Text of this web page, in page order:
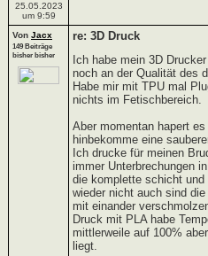
25.05.2023
um 9:59
Von Jacx
149 Beiträge
bisher bisher
re: 3D Druck
Ich habe mein 3D
noch an der Qualität des
Habe mir mit TPU mal
nichts im Fetischbereich.
Aber momentan hapert
hinbekomme eine
Ich drucke für meinen
immer Unterbrechungen
die komplette schicht und
wieder nicht auch sind
mit einander
Druck mit PLA habe
mittlerweile auf 100%
liegt.